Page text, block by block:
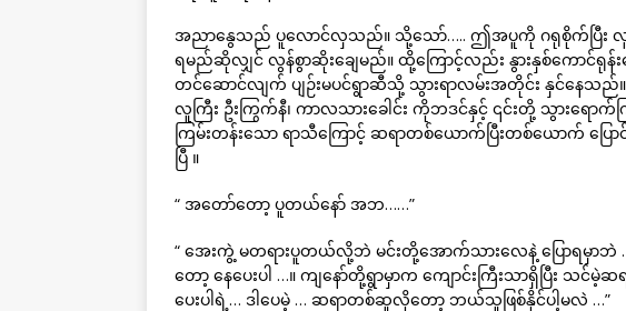
အညာနွေသည် ပူလောင်လှသည်။ သို့သော်….. ဤအပူကို ဂရုစိုက်ပြီး လူ
ရမည်ဆိုလျှင် လွန်စွာဆိုးချေမည်။ ထို့ကြောင့်လည်း နွားနှစ်ကောင်
တင်ဆောင်လျက် ပျဉ်းမပင်ရွာဆီသို့ သွားရာလမ်းအတိုင်း နှင်နေသည်။
လူကြီး ဦးကြွက်နီ၊ ကာလသားခေါင်း ကိုဘဒင်နှင့် ၎င်းတို့ သွားရ
ကြမ်းတန်းသော ရာသီကြောင့် ဆရာတစ်ယောက်ပြီးတစ်ယောက် ပြ
ပြီ ။
“ အတော်တော့ ပူတယ်နော် အဘ……”
“ အေးကွဲ့ မတရားပူတယ်လို့ဘဲ မင်းတို့အောက်သားလေနဲ့ ပြောရမှာ
တော့ နေပေးပါ …။ ကျနော်တို့ရွာမှာက ကျောင်းကြီးသာရှိပြီး
ပေးပါရဲ့… ဒါပေမဲ့ … ဆရာတစ်ဆူလိုတော့ ဘယ်သူဖြစ်နိုင်ပါ့မလဲ …”